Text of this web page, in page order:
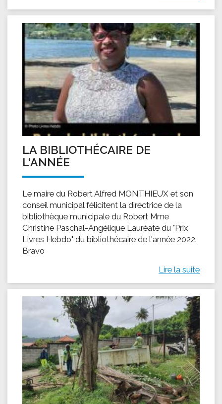
LA BIBLIOTHÉCAIRE DE
L'ANNÉE
Le maire du Robert Alfred MONTHIEUX et son
conseil municipal félicitent la directrice de la
bibliothèque municipale du Robert Mme
Christine Paschal-Angélique Lauréate du "Prix
Livres Hebdo" du bibliothécaire de l'année 2022.
Bravo
Lire la suite